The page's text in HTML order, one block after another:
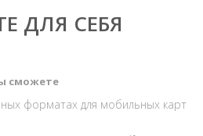
ДЛЯ СЕБЯ
сможете
форматах для мобильных карт